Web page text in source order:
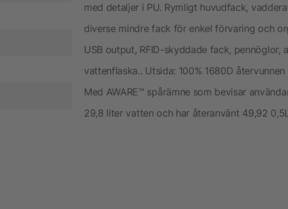
med detaljer i PU. Rymligt huvudfack,
diverse mindre fack för enkel förvaring och
USB output, RFID-skyddade fack,
vattenflaska.. Utsida: 100% 1680D
Med AWARE™ spårämne som bevisar
29,8 liter vatten och har återanvänt 49,92